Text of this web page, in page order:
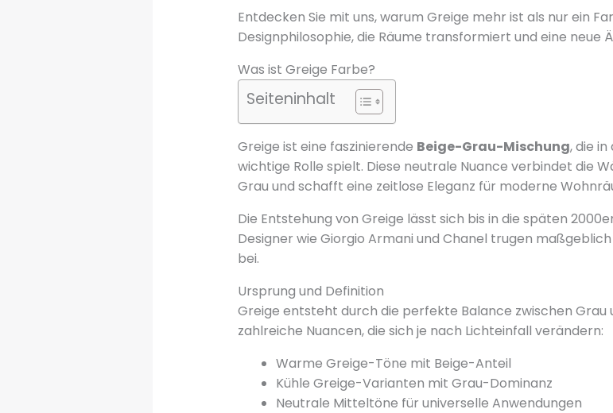
Entdecken Sie mit uns, warum Greige mehr ist als nur ein
Designphilosophie, die Räume transformiert und eine neue
Was ist Greige Farbe?
Seiteninhalt
Greige ist eine faszinierende Beige-Grau-Mischung, die in
wichtige Rolle spielt. Diese neutrale Nuance verbindet die
Grau und schafft eine zeitlose Eleganz für moderne
Die Entstehung von Greige lässt sich bis in die späten
Designer wie Giorgio Armani und Chanel trugen
bei.
Ursprung und Definition
Greige entsteht durch die perfekte Balance zwischen Grau
zahlreiche Nuancen, die sich je nach Lichteinfall verändern:
Warme Greige-Töne mit Beige-Anteil
Kühle Greige-Varianten mit Grau-Dominanz
Neutrale Mitteltöne für universelle Anwendungen